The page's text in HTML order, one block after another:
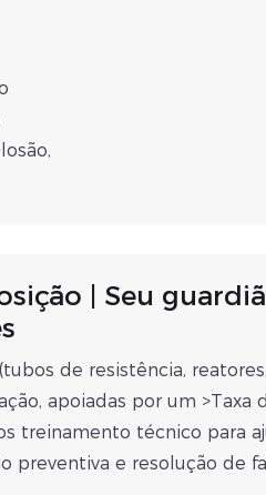
| Seu
de resistência,
apoiadas por um
treinamento técnico para
preventiva e resolução de